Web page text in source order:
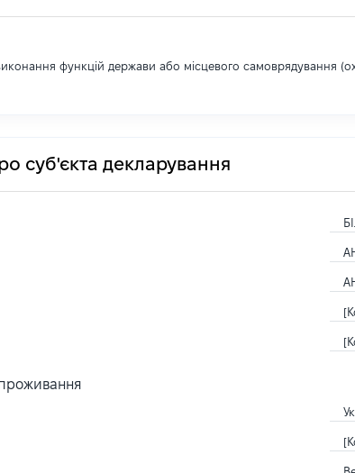
функцій держави або місцевого самоврядування
суб'єкта декларування